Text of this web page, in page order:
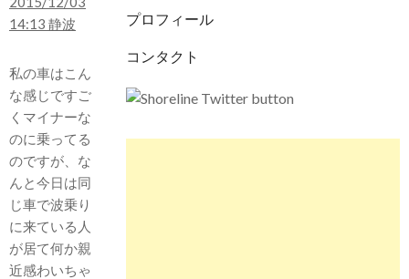
私の車はこん
な感じですご
くマイナーな
のに乗ってる
のですが、な
んと今日は同
じ車で波乗り
に来ている人
が居て何か親
近感わいちゃ
プロフィール
コンタクト